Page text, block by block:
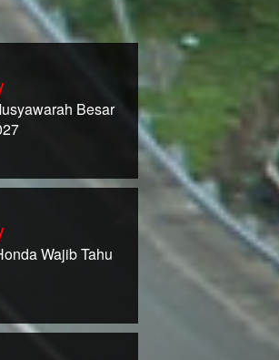
Besar
Wajib Tahu